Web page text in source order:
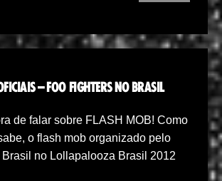
– FOO FIGHTERS NO BRASIL
de falar sobre FLASH MOB! Como
o flash mob organizado pelo
Brasil no Lollapalooza Brasil 2012